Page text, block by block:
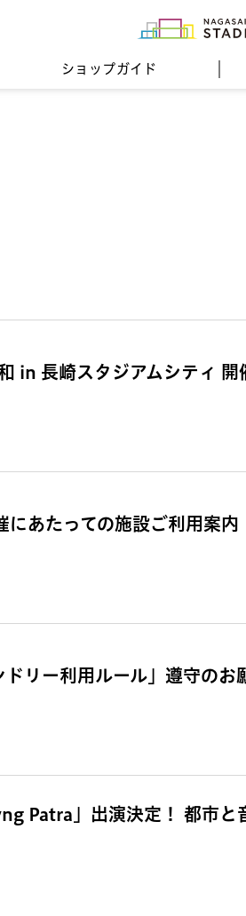
ショップガイド
in 長崎スタジアムシティ 開
あたっての施設ご利用案内
リー利用ルール」遵守のお
Patra」出演決定！ 都市